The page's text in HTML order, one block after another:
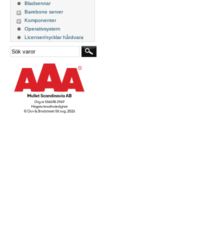
Bladservrar
Barebone server
Komponenter
Operativsystem
Licenser/nycklar hårdvara